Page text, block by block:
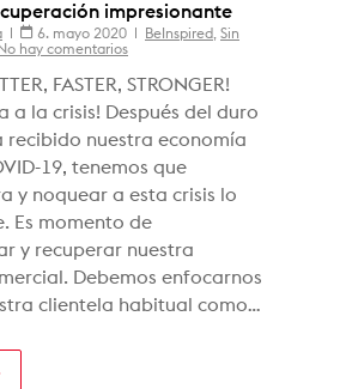
impresionante
6. mayo 2020 BeInspired Sin
hay comentarios
FASTER, STRONGER!
a la crisis! Después del duro
recibido nuestra economía
19, tenemos que
y noquear a esta crisis lo
Es momento de
y recuperar nuestra
Debemos enfocarnos
clientela habitual como…